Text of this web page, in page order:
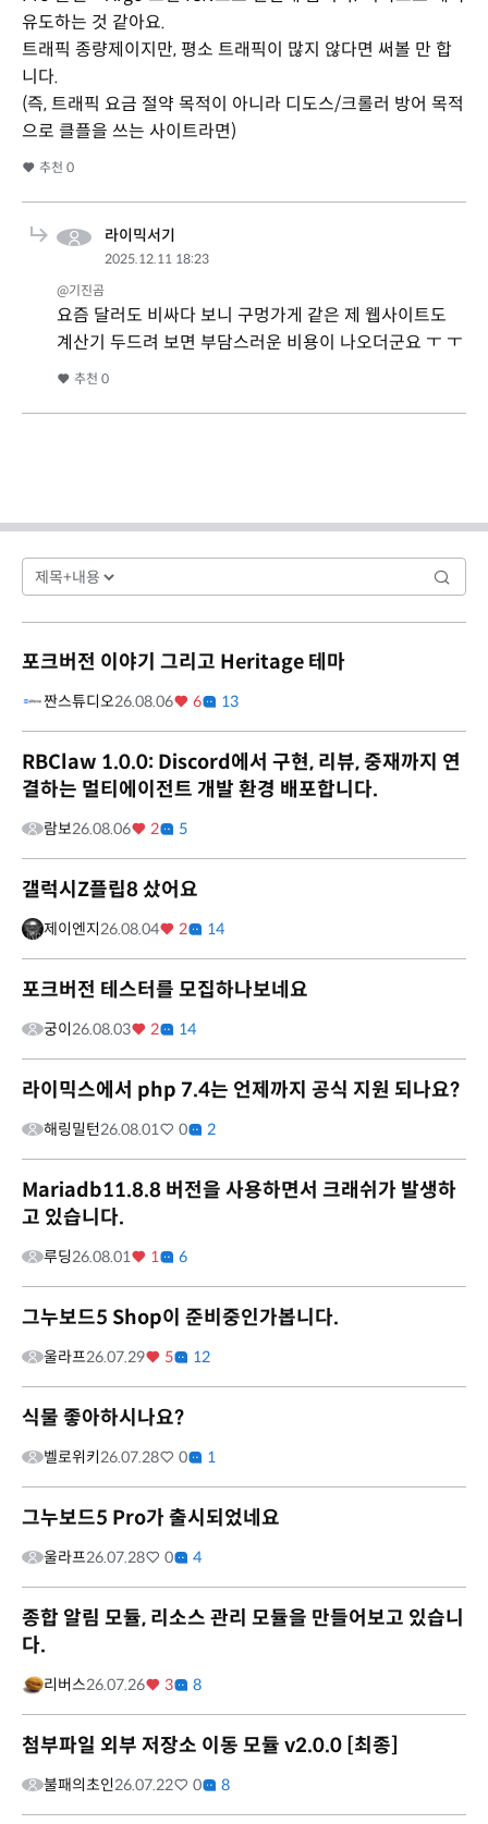
유도하는 것 같아요.
트래픽 종량제이지만, 평소 트래픽이 많지 않다면 써볼 만 합
니다.
(즉, 트래픽 요금 절약 목적이 아니라 디도스/크롤러 방어 목적
으로 클플을 쓰는 사이트라면)
추천 0
라이믹서기
2025.12.11 18:23
@기진곰
요즘 달러도 비싸다 보니 구멍가게 같은 제 웹사이트도
계산기 두드려 보면 부담스러운 비용이 나오더군요 ㅜ ㅜ
추천 0
포크버전 이야기 그리고 Heritage 테마
짠스튜디오26.08.06 6 13
RBClaw 1.0.0: Discord에서 구현, 리뷰, 중재까지 연
결하는 멀티에이전트 개발 환경 배포합니다.
람보26.08.06 2 5
갤럭시Z플립8 샀어요
제이엔지26.08.04 2 14
포크버전 테스터를 모집하나보네요
궁이26.08.03 2 14
라이믹스에서 php 7.4는 언제까지 공식 지원 되나요?
해링밀턴26.08.01 0 2
Mariadb11.8.8 버전을 사용하면서 크래쉬가 발생하
고 있습니다.
루딩26.08.01 1 6
그누보드5 Shop이 준비중인가봅니다.
울라프26.07.29 5 12
식물 좋아하시나요?
벨로위키26.07.28 0 1
그누보드5 Pro가 출시되었네요
울라프26.07.28 0 4
종합 알림 모듈, 리소스 관리 모듈을 만들어보고 있습니
다.
리버스26.07.26 3 8
첨부파일 외부 저장소 이동 모듈 v2.0.0 [최종]
불패의초인26.07.22 0 8